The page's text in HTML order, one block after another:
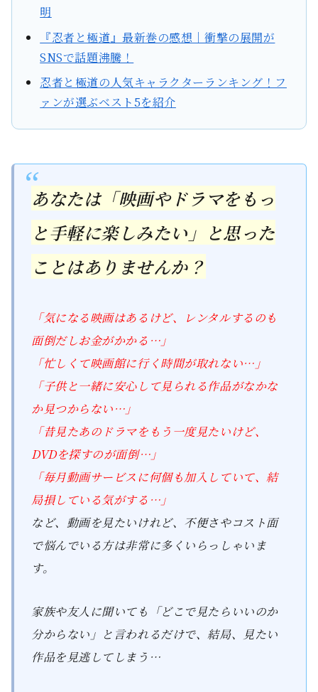
明
『忍者と極道』最新巻の感想｜衝撃の展開が
SNSで話題沸騰！
忍者と極道の人気キャラクターランキング！フ
ァンが選ぶベスト5を紹介
あなたは「映画やドラマをもっ
と手軽に楽しみたい」と思った
ことはありませんか？
「気になる映画はあるけど、レンタルするのも
面倒だしお金がかかる…」
「忙しくて映画館に行く時間が取れない…」
「子供と一緒に安心して見られる作品がなかな
か見つからない…」
「昔見たあのドラマをもう一度見たいけど、
DVDを探すのが面倒…」
「毎月動画サービスに何個も加入していて、結
局損している気がする…」
など、動画を見たいけれど、不便さやコスト面
で悩んでいる方は非常に多くいらっしゃいま
す。
家族や友人に聞いても「どこで見たらいいのか
分からない」と言われるだけで、結局、見たい
作品を見逃してしまう…